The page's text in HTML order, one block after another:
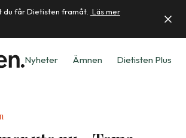
du får Dietisten framåt. Läs mer
Nyheter Ämnen Dietisten Plus